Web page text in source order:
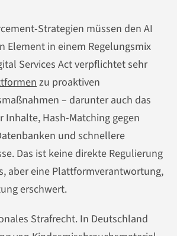
Strategien müssen den AI
Element in einem Regelungsmix
Services Act verpflichtet sehr
zu proaktiven
– darunter auch das
Inhalte, Hash-Matching gegen
und schnellere
Das ist keine direkte Regulierung
aber eine Plattformverantwortung,
erschwert.
Strafrecht. In Deutschland